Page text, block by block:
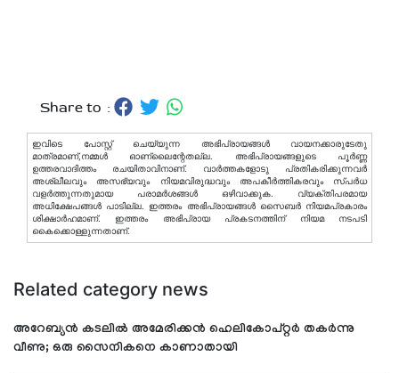
Share to :
ഇവിടെ പോസ്റ്റ് ചെയ്യുന്ന അഭിപ്രായങ്ങള്‍ വായനക്കാരുടേതു
മാത്രമാണ്,നമ്മൾ ഓണ്ലൈന്റേതല്ല. അഭിപ്രായങ്ങളുടെ പൂർണ്ണ
ഉത്തരവാദിത്തം രചയിതാവിനാണ്. വാര്‍ത്തകളോടു പ്രതികരിക്കുന്നവര്‍
അശ്ലീലവും അസഭ്യവും നിയമവിരുദ്ധവും അപകീര്‍ത്തികരവും സ്പര്‍ധ
വളര്‍ത്തുന്നതുമായ പരാമര്‍ശങ്ങള്‍ ഒഴിവാക്കുക. വ്യക്തിപരമായ
അധിക്ഷേപങ്ങള്‍ പാടില്ല. ഇത്തരം അഭിപ്രായങ്ങള്‍ സൈബര്‍ നിയമപ്രകാരം
ശിക്ഷാര്‍ഹമാണ്. ഇത്തരം അഭിപ്രായ പ്രകടനത്തിന് നിയമ നടപടി
കൈക്കൊള്ളുന്നതാണ്.
Related category news
അറേബ്യന്‍ കടലില്‍ അമേരിക്കന്‍ ഹെലികോപ്റ്റര്‍ തകര്‍ന്നു
വീണു; ഒരു സൈനികനെ കാണാതായി